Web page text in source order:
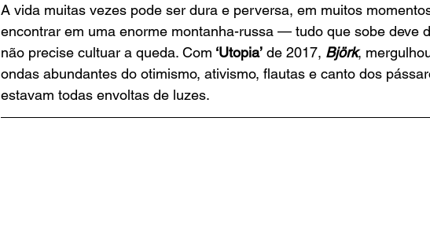
A vida muitas vezes pode ser dura e perversa, em muitos
encontrar em uma enorme montanha-russa — tudo que sobe deve
não precise cultuar a queda. Com ‘Utopia’ de 2017, Björk,
ondas abundantes do otimismo, ativismo, flautas e canto dos
estavam todas envoltas de luzes.